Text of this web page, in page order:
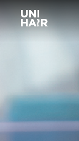
What’s New
Brands